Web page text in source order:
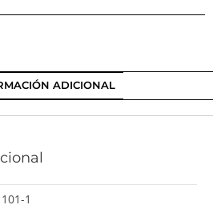
ADICIONAL
101-1